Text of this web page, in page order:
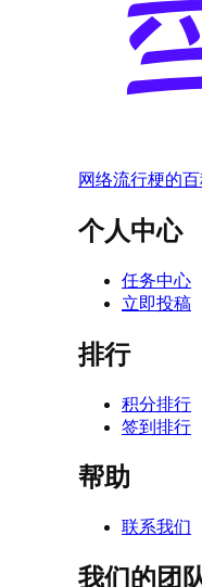
网络流行梗的百
个人中心
任务中心
立即投稿
排行
积分排行
签到排行
帮助
联系我们
我们的团